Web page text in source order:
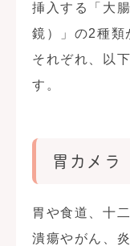
挿入する「大
鏡）」の2種類
それぞれ、以
す。
胃カメラ
胃や食道、十
潰瘍やがん、